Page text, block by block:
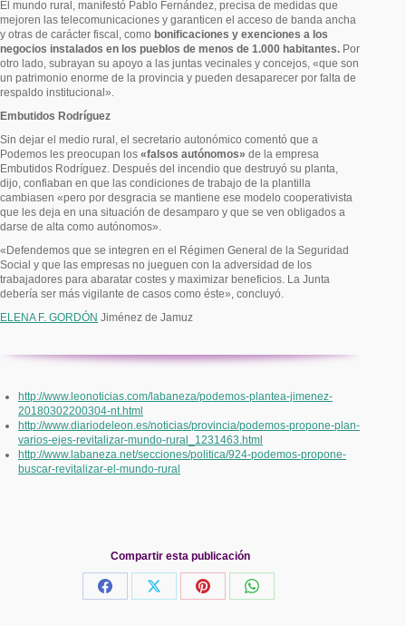
El mundo rural, manifestó Pablo Fernández, precisa de medidas que
mejoren las telecomunicaciones y garanticen el acceso de banda ancha
y otras de carácter fiscal, como bonificaciones y exenciones a los
negocios instalados en los pueblos de menos de 1.000 habitantes. Por
otro lado, subrayan su apoyo a las juntas vecinales y concejos, «que son
un patrimonio enorme de la provincia y pueden desaparecer por falta de
respaldo institucional».
Embutidos Rodríguez
Sin dejar el medio rural, el secretario autonómico comentó que a
Podemos les preocupan los «falsos autónomos» de la empresa
Embutidos Rodríguez. Después del incendio que destruyó su planta,
dijo, confiaban en que las condiciones de trabajo de la plantilla
cambiasen «pero por desgracia se mantiene ese modelo cooperativista
que les deja en una situación de desamparo y que se ven obligados a
darse de alta como autónomos».
«Defendemos que se integren en el Régimen General de la Seguridad
Social y que las empresas no jueguen con la adversidad de los
trabajadores para abaratar costes y maximizar beneficios. La Junta
debería ser más vigilante de casos como éste», concluyó.
ELENA F. GORDÓN Jiménez de Jamuz
http://www.leonoticias.com/labaneza/podemos-plantea-jimenez-
20180302200304-nt.html
http://www.diariodeleon.es/noticias/provincia/podemos-propone-plan-
varios-ejes-revitalizar-mundo-rural_1231463.html
http://www.labaneza.net/secciones/politica/924-podemos-propone-
buscar-revitalizar-el-mundo-rural
Compartir esta publicación
Share
Share
Share
Share